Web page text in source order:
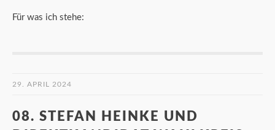
Für was ich stehe:
29. APRIL 2024
08. STEFAN HEINKE UND